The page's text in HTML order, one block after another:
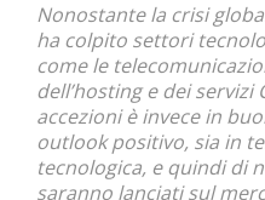
Nonostante la crisi
ha colpito settori
come le
dell’hosting e dei servizi
accezioni è invece in
outlook positivo, sia in
tecnologica, e quindi di
saranno lanciati sul